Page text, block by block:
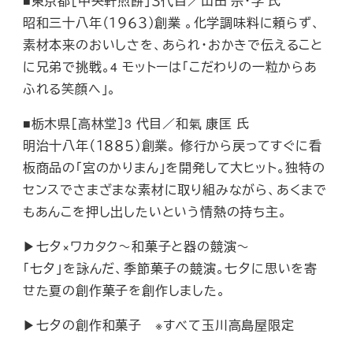
昭和三十八年（１９６３）創業 。化学調味料に頼らず、
素材本来のおいしさを、あられ・おかきで伝えること
に兄弟で挑戦。4 モットーは「こだわりの一粒からあ
ふれる笑顔へ」。
■栃木県［高林堂］3 代目／和氣 康匡 氏
明治十八年（１８８５）創業。 修行から戻ってすぐに看
板商品の「宮のかりまん」を開発して大ヒット。独特の
センスでさまざまな素材に取り組みながら、あくまで
もあんこを押し出したいという情熱の持ち主。
▶七夕×ワカタク～和菓子と器の競演～
「七夕」を詠んだ、季節菓子の競演。七夕に思いを寄
せた夏の創作菓子を創作しました。
▶七夕の創作和菓子 ※すべて玉川高島屋限定